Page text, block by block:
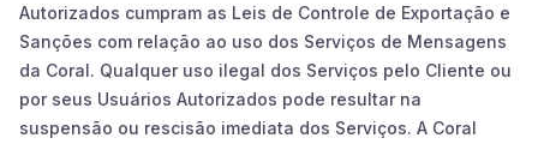
Autorizados cumpram as Leis de Controle de Exportação e
Sanções com relação ao uso dos Serviços de Mensagens
da Coral. Qualquer uso ilegal dos Serviços pelo Cliente ou
por seus Usuários Autorizados pode resultar na
suspensão ou rescisão imediata dos Serviços. A Coral